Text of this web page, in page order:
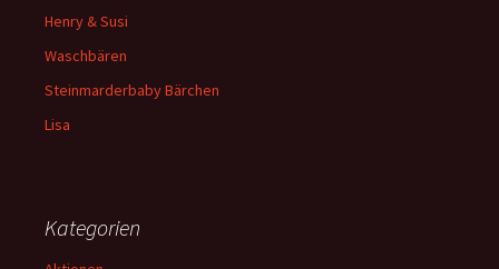
Henry & Susi
Waschbären
Steinmarderbaby Bärchen
Lisa
Kategorien